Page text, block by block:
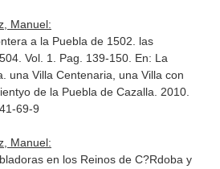
Manuel:
a la Puebla de 1502. las
Vol. 1. Pag. 139-150. En: La
una Villa Centenaria, una Villa con
de la Puebla de Cazalla. 2010.
69-9
Manuel:
en los Reinos de C?Rdoba y